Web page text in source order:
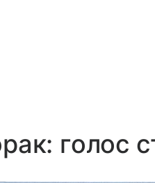
голос